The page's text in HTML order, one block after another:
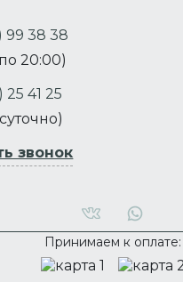
Принимаем к оплате:
99 38 38
20:00)
25 41 25
звонок